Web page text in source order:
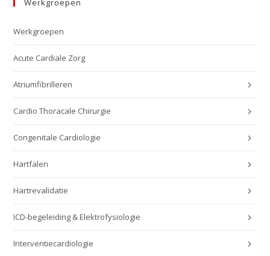
Werkgroepen
Werkgroepen
Acute Cardiale Zorg
Atriumfibrilleren
Cardio Thoracale Chirurgie
Congenitale Cardiologie
Hartfalen
Hartrevalidatie
ICD-begeleiding & Elektrofysiologie
Interventiecardiologie